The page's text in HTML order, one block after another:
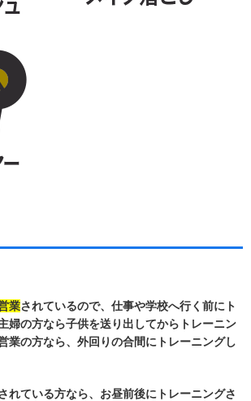
業されているので、仕事や学校へ行く前にト
婦の方なら子供を送り出してからトレーニン
業の方なら、外回りの合間にトレーニングし
れている方なら、お昼前後にトレーニングさ